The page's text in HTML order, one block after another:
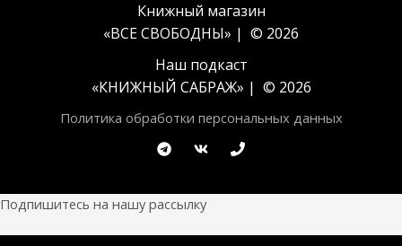
Книжный магазин
«ВСЕ СВОБОДНЫ» | © 2026
Наш подкаст
«КНИЖНЫЙ САБРАЖ» | © 2026
Политика обработки персональных данных
Подпишитесь на нашу рассылку